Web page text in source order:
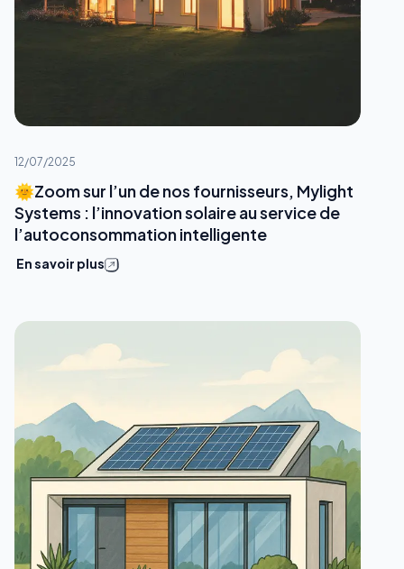
12/07/2025
🌞Zoom sur l’un de nos fournisseurs, Mylight
Systems : l’innovation solaire au service de
l’autoconsommation intelligente
En savoir plus